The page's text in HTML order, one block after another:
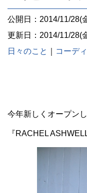
公開日：2014/11/28(
更新日：2014/11/28(
日々のこと
コーデ
今年新しくオープン
『RACHEL